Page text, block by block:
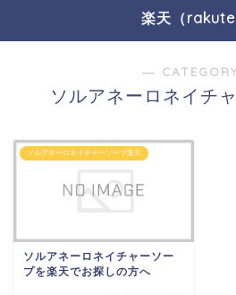
楽天（
―
ソルアネーロネイチ
ソルアネーロネイチャーソープ楽天
ソルアネーロネイチャーソー
プを楽天でお探しの方へ